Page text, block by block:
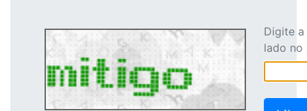
Digite
lado no